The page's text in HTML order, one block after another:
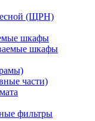
(ЩРН)
шкафы
шкафы
части)
фильтры